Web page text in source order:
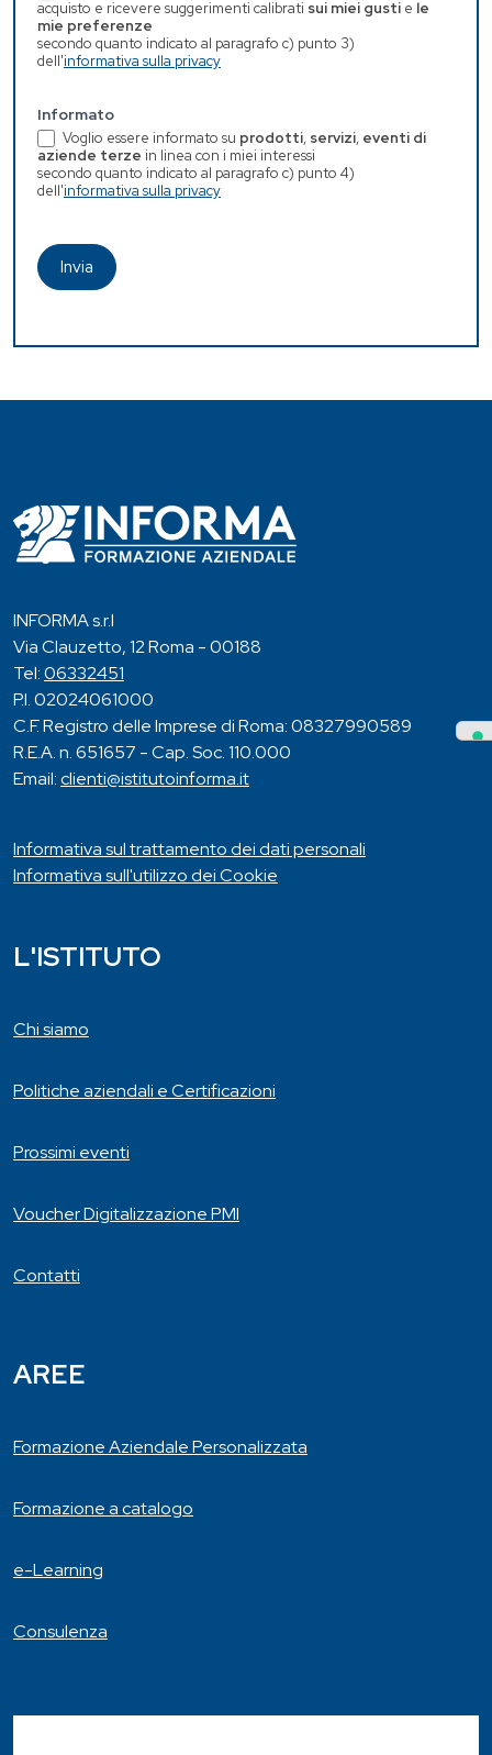
acquisto e ricevere suggerimenti calibrati sui miei gusti e le
mie preferenze
secondo quanto indicato al paragrafo c) punto 3)
dell'informativa sulla privacy
Informato
Voglio essere informato su prodotti, servizi, eventi di
aziende terze in linea con i miei interessi
secondo quanto indicato al paragrafo c) punto 4)
dell'informativa sulla privacy
Invia
INFORMA s.r.l
Via Clauzetto, 12 Roma - 00188
Tel:06332451
P.I. 02024061000
C.F. Registro delle Imprese di Roma: 08327990589
R.E.A. n. 651657 - Cap. Soc. 110.000
Email:clienti@istitutoinforma.it
Informativa sul trattamento dei dati personali
Informativa sull'utilizzo dei Cookie
L'ISTITUTO
Chi siamo
Politiche aziendali e Certificazioni
Prossimi eventi
Voucher Digitalizzazione PMI
Contatti
AREE
Formazione Aziendale Personalizzata
Formazione a catalogo
e-Learning
Consulenza